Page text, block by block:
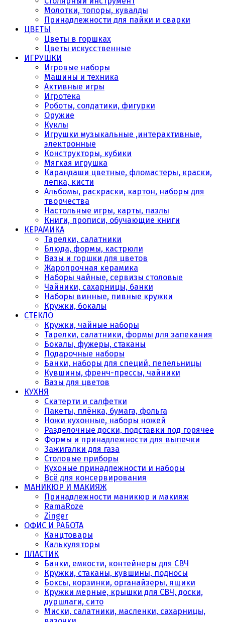
Молотки, топоры, кувалды
Принадлежности для пайки и сварки
ЦВЕТЫ
Цветы в горшках
Цветы искусственные
ИГРУШКИ
Игровые наборы
Машины и техника
Активные игры
Игротека
Роботы, солдатики, фигурки
Оружие
Куклы
Игрушки музыкальные ,интерактивные,
электронные
Конструкторы, кубики
Мягкая игрушка
Карандаши цветные, фломастеры, краски,
лепка, кисти
Альбомы, раскраски, картон, наборы для
творчества
Настольные игры, карты, пазлы
Книги, прописи, обучающие книги
КЕРАМИКА
Тарелки, салатники
Блюда, формы, кастрюли
Вазы и горшки для цветов
Жаропрочная керамика
Наборы чайные, сервизы столовые
Чайники, сахарницы, банки
Наборы винные, пивные кружки
Кружки, бокалы
СТЕКЛО
Кружки, чайные наборы
Тарелки, салатники, формы для запекания
Бокалы, фужеры, стаканы
Подарочные наборы
Банки, наборы для специй, пепельницы
Кувшины, френч-прессы, чайники
Вазы для цветов
КУХНЯ
Скатерти и салфетки
Пакеты, плёнка, бумага, фольга
Ножи кухонные, наборы ножей
Разделочные доски, подставки под горячее
Формы и принадлежности для выпечки
Зажигалки для газа
Столовые приборы
Кухоные принадлежности и наборы
Всё для консервирования
МАНИКЮР И МАКИЯЖ
Принадлежности маникюр и макияж
RamaRoze
Zinger
ОФИС И РАБОТА
Канцтовары
Калькуляторы
ПЛАСТИК
Банки, емкости, контейнеры для СВЧ
Кружки, стаканы, кувшины, подносы
Боксы, корзинки, органайзеры, ящики
Кружки мерные, крышки для СВЧ, доски,
дуршлаги, сито
Миски, салатники, масленки, сахарницы,